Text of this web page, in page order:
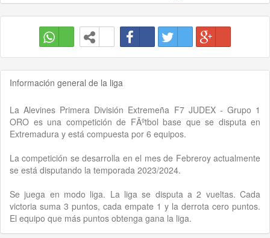
Información general de la liga
La Alevines Primera División Extremeña F7 JUDEX - Grupo 1
ORO es una competición de FÃºtbol base que se disputa en
Extremadura y está compuesta por 6 equipos.
La competición se desarrolla en el mes de Febreroy actualmente
se está disputando la temporada 2023/2024.
Se juega en modo liga. La liga se disputa a 2 vueltas. Cada
victoria suma 3 puntos, cada empate 1 y la derrota cero puntos.
El equipo que más puntos obtenga gana la liga.